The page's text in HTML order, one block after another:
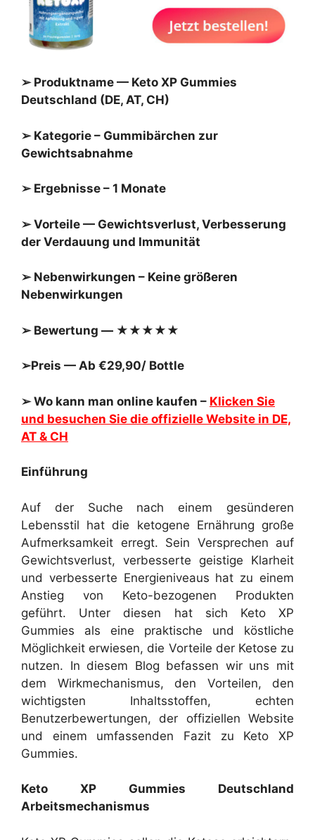
➢ Produktname — Keto XP Gummies
Deutschland (DE, AT, CH)
➢ Kategorie – Gummibärchen zur
Gewichtsabnahme
➢ Ergebnisse – 1 Monate
➢ Vorteile — Gewichtsverlust, Verbesserung
der Verdauung und Immunität
➢ Nebenwirkungen – Keine größeren
Nebenwirkungen
➢ Bewertung — ★★★★★
➢Preis — Ab €29,90/ Bottle
➢ Wo kann man online kaufen – Klicken Sie
und besuchen Sie die offizielle Website in DE,
AT & CH
Einführung
Auf der Suche nach einem gesünderen
Lebensstil hat die ketogene Ernährung große
Aufmerksamkeit erregt. Sein Versprechen auf
Gewichtsverlust, verbesserte geistige Klarheit
und verbesserte Energieniveaus hat zu einem
Anstieg von Keto-bezogenen Produkten
geführt. Unter diesen hat sich Keto XP
Gummies als eine praktische und köstliche
Möglichkeit erwiesen, die Vorteile der Ketose zu
nutzen. In diesem Blog befassen wir uns mit
dem Wirkmechanismus, den Vorteilen, den
wichtigsten Inhaltsstoffen, echten
Benutzerbewertungen, der offiziellen Website
und einem umfassenden Fazit zu Keto XP
Gummies.
Keto XP Gummies Deutschland
Arbeitsmechanismus